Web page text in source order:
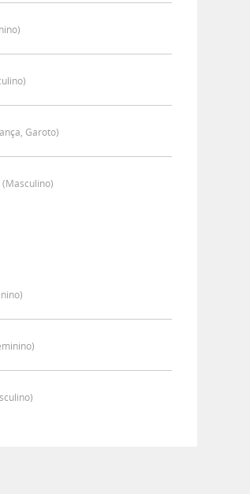
Garoto)
(masculino)